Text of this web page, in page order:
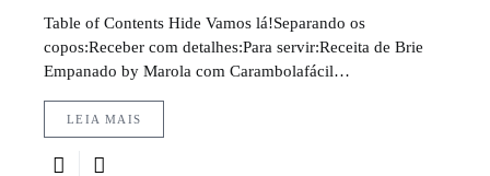
Table of Contents Hide Vamos lá!Separando os
copos:Receber com detalhes:Para servir:Receita de Brie
Empanado by Marola com Carambolafácil…
LEIA MAIS